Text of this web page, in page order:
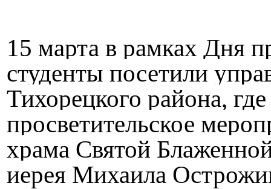
15 марта в рамках Дня
студенты посетили
Тихорецкого района,
просветительское
храма Святой
иерея Михаила